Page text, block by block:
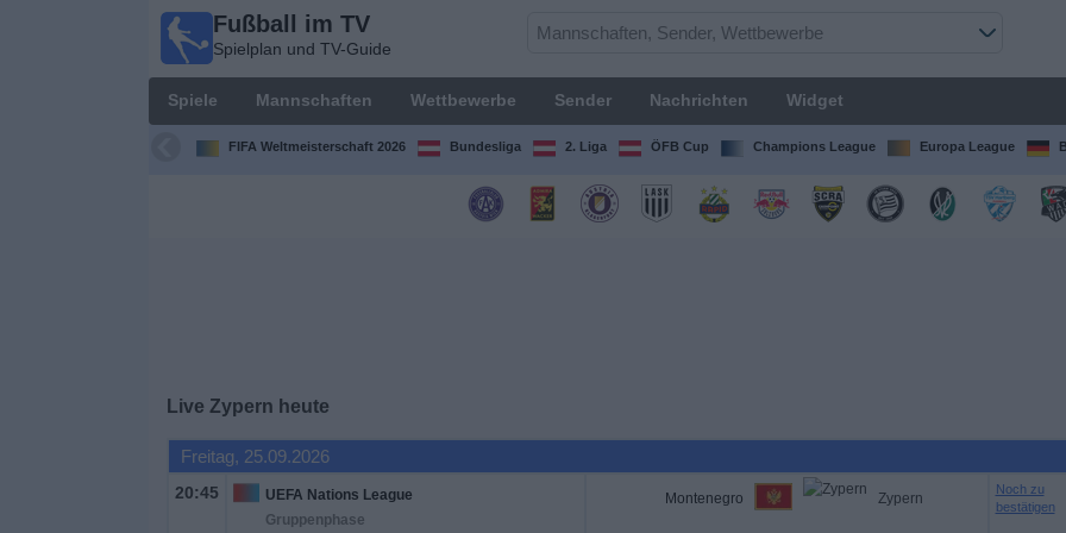
Fußball im TV
Spielplan und TV-Guide
Spiele Mannschaften Wettbewerbe Sender Nachrichten Widget
FIFA Weltmeisterschaft 2026 Bundesliga 2. Liga ÖFB Cup Champions League Europa League
Live Zypern heute
Freitag, 25.09.2026
20:45
UEFA Nations League
Gruppenphase
Montenegro Zypern
Noch zu
bestätigen